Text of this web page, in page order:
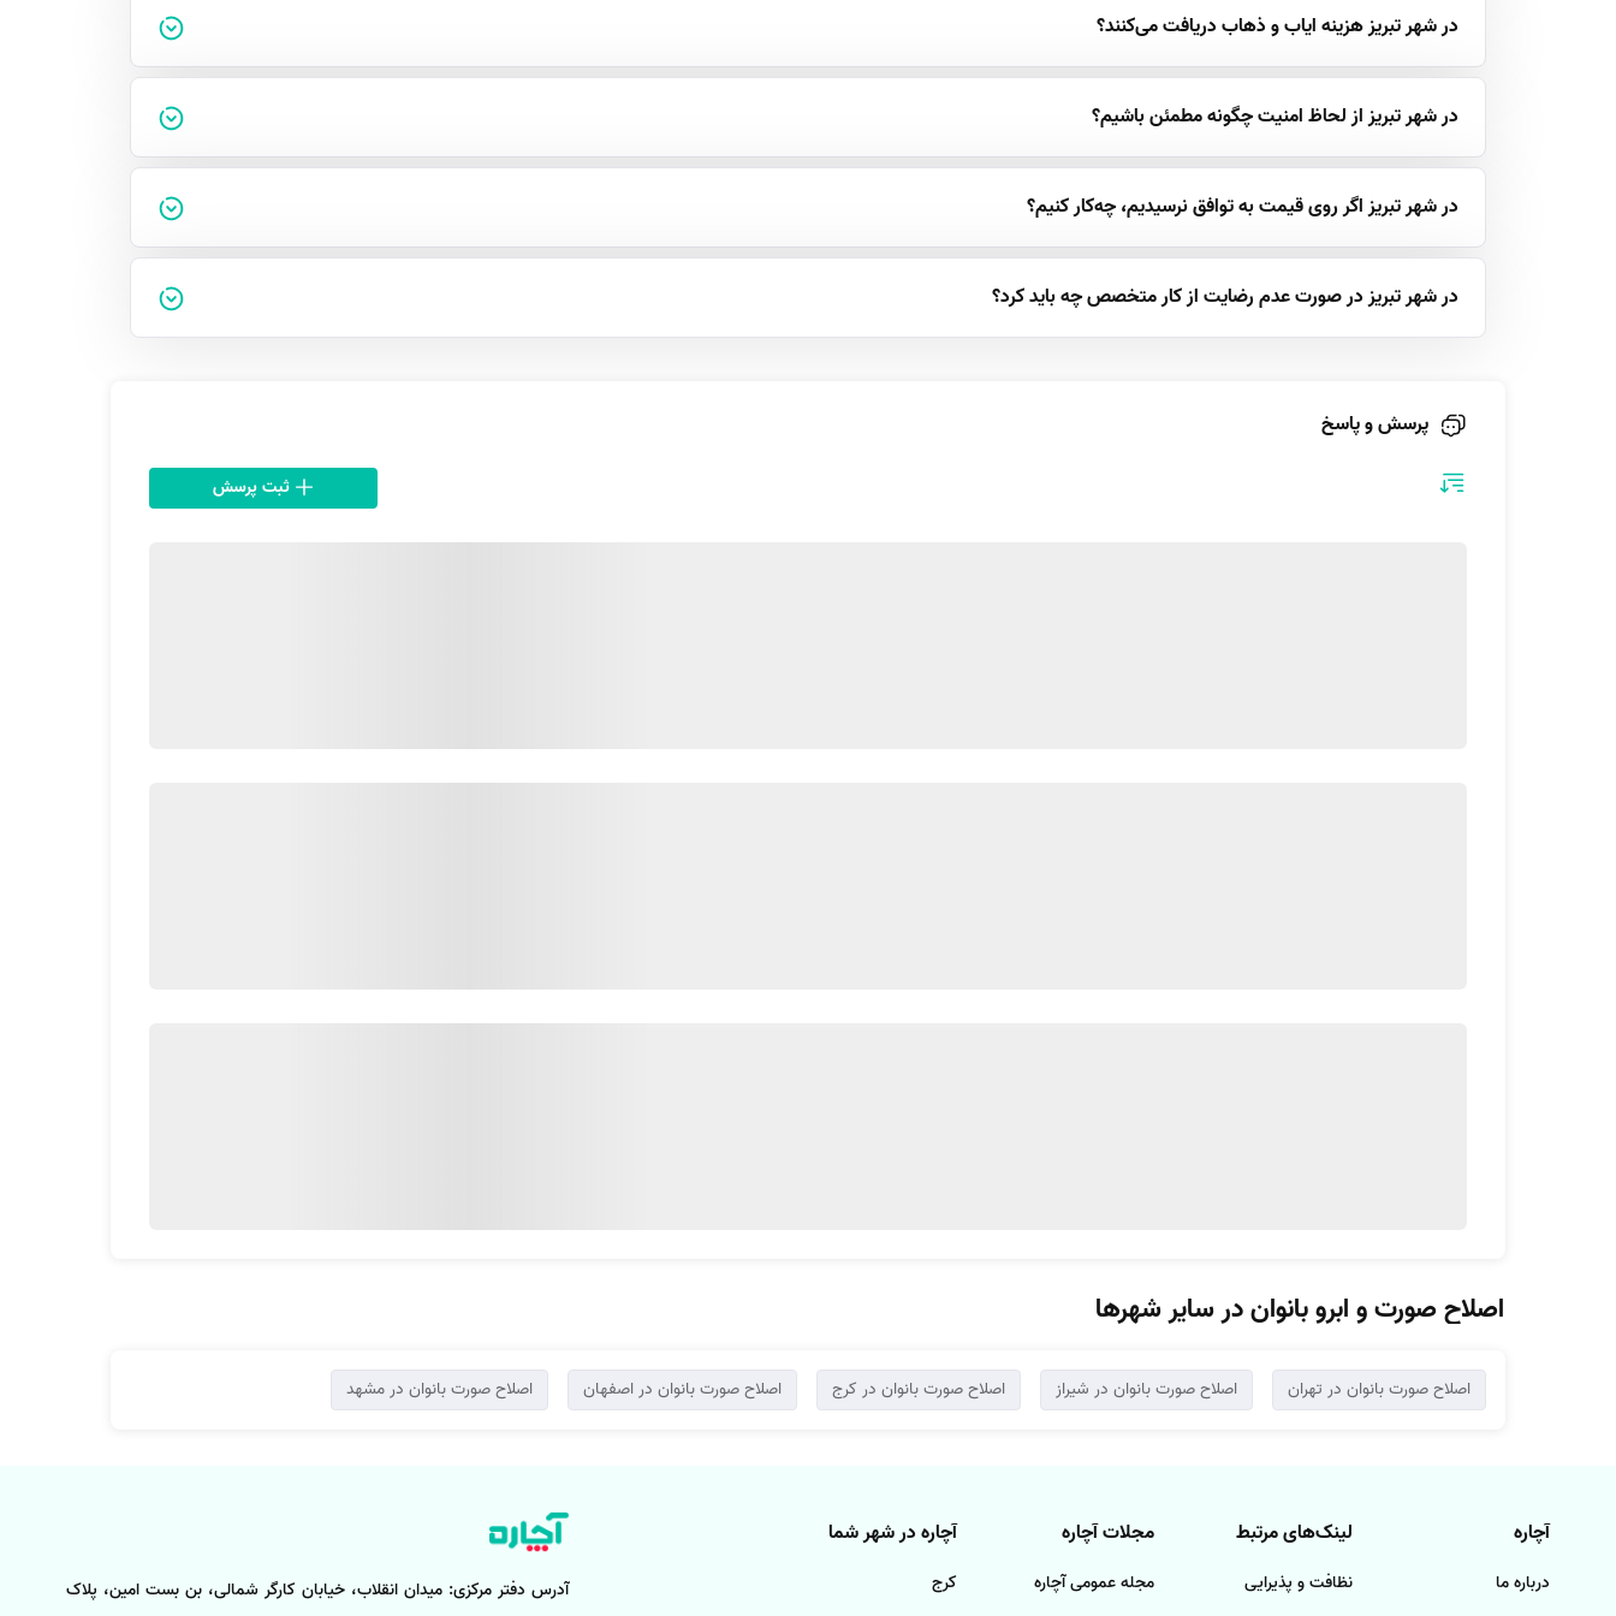
در شهر تبریز هزینه ایاب و ذهاب دریافت می‌کنند؟
در شهر تبریز از لحاظ امنیت چگونه مطمئن باشیم؟
در شهر تبریز اگر روی قیمت به توافق نرسیدیم، چه‌کار کنیم؟
در شهر تبریز در صورت عدم رضایت از کار متخصص چه باید کرد؟
پرسش و پاسخ
اصلاح صورت و ابرو بانوان در سایر شهرها
اصلاح صورت بانوان در تهران اصلاح صورت بانوان در شیراز اصلاح صورت بانوان در کرج اصلاح صورت بانوان در اصفهان اصلاح صورت بانوان در مشهد
آچاره
درباره ما
لینک‌های مرتبط
نظافت و پذیرایی
مجلات آچاره
مجله عمومی آچاره
آچاره در شهر شما
کرج آدرس دفتر مرکزی: میدان انقلاب، خیابان کارگر شمالی، بن بست امین، پلاک